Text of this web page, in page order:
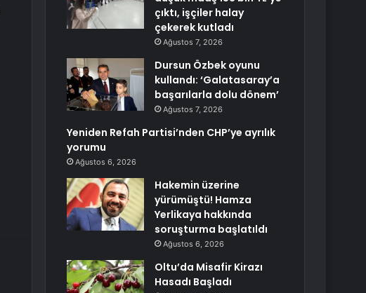
çıktı, işçiler halay
çekerek kutladı
Ağustos 7, 2026
Dursun Özbek oyunu
kullandı: ‘Galatasaray’a
başarılarla dolu dönem’
Ağustos 7, 2026
Yeniden Refah Partisi’nden CHP’ye ayrılık
yorumu
Ağustos 6, 2026
Hakemin üzerine
yürümüştü! Hamza
Yerlikaya hakkında
soruşturma başlatıldı
Ağustos 6, 2026
Oltu’da Misafir Kirazı
Hasadı Başladı